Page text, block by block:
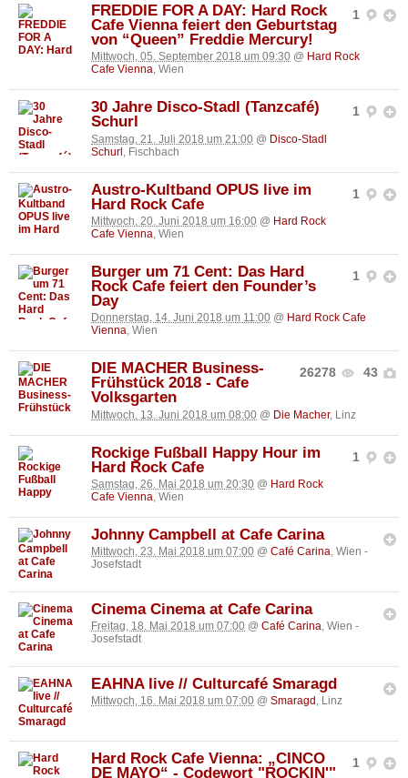
1
FREDDIE FOR A DAY: Hard Rock
Cafe Vienna feiert den Geburtstag
von “Queen” Freddie Mercury!
Mittwoch, 05. September 2018 um 09:30 @ Hard Rock
Cafe Vienna, Wien
1
30 Jahre Disco-Stadl (Tanzcafé)
Schurl
Samstag, 21. Juli 2018 um 21:00 @ Disco-Stadl
Schurl , Fischbach
1
Austro-Kultband OPUS live im
Hard Rock Cafe
Mittwoch, 20. Juni 2018 um 16:00 @ Hard Rock
Cafe Vienna, Wien
1
Burger um 71 Cent: Das Hard
Rock Cafe feiert den Founder’s
Day
Donnerstag, 14. Juni 2018 um 11:00 @ Hard Rock Cafe
Vienna, Wien
26278 43
DIE MACHER Business-
Frühstück 2018 - Cafe
Volksgarten
Mittwoch, 13. Juni 2018 um 08:00 @ Die Macher, Linz
1
Rockige Fußball Happy Hour im
Hard Rock Cafe
Samstag, 26. Mai 2018 um 20:30 @ Hard Rock
Cafe Vienna, Wien
Johnny Campbell at Cafe Carina
Mittwoch, 23. Mai 2018 um 07:00 @ Café Carina, Wien -
Josefstadt
Cinema Cinema at Cafe Carina
Freitag, 18. Mai 2018 um 07:00 @ Café Carina, Wien -
Josefstadt
EAHNA live // Culturcafé Smaragd
Mittwoch, 16. Mai 2018 um 07:00 @ Smaragd , Linz
1
Hard Rock Cafe Vienna: „CINCO
DE MAYO“ - Codewort "ROCKIN'"